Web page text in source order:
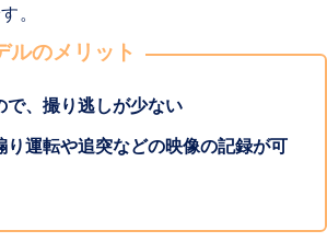
。
ルのメリット
で、撮り逃しが少ない
り運転や追突などの映像の記録が可